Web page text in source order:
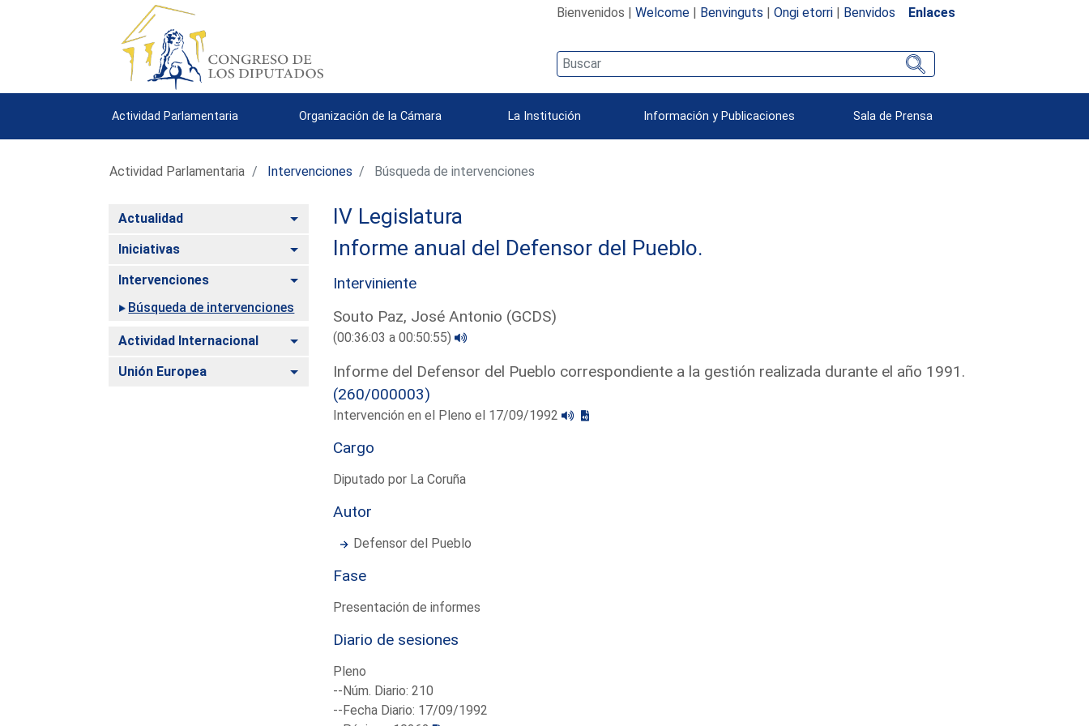
Bienvenidos | Welcome| Benvinguts | Ongi etorri| Benvidos Enlaces
Actividad Parlamentaria Organización de la Cámara La Institución Información y Publicaciones Sala de Prensa
Actividad Parlamentaria Intervenciones Búsqueda de intervenciones
Actualidad Alternar
Iniciativas Alternar
Intervenciones
Alternar
Búsqueda de intervenciones
Actividad Internacional Alternar
Unión Europea Alternar
IV Legislatura
Informe anual del Defensor del Pueblo.
Interviniente
Souto Paz, José Antonio (GCDS)
(00:36:03 a 00:50:55)
Informe del Defensor del Pueblo correspondiente a la gestión realizada durante el año 1991.
(260/000003)
Intervención en el Pleno el 17/09/1992
Cargo
Diputado por La Coruña
Autor
Defensor del Pueblo
Fase
Presentación de informes
Diario de sesiones
Pleno
--Núm. Diario: 210
--Fecha Diario: 17/09/1992